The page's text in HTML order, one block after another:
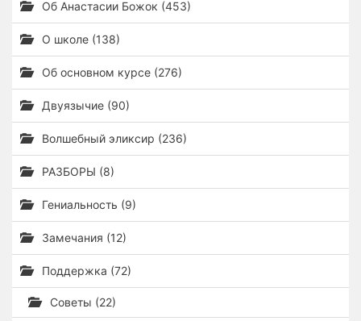
Об Анастасии Божок (453)
О школе (138)
Об основном курсе (276)
Двуязычие (90)
Волшебный эликсир (236)
РАЗБОРЫ (8)
Гениальность (9)
Замечания (12)
Поддержка (72)
Советы (22)